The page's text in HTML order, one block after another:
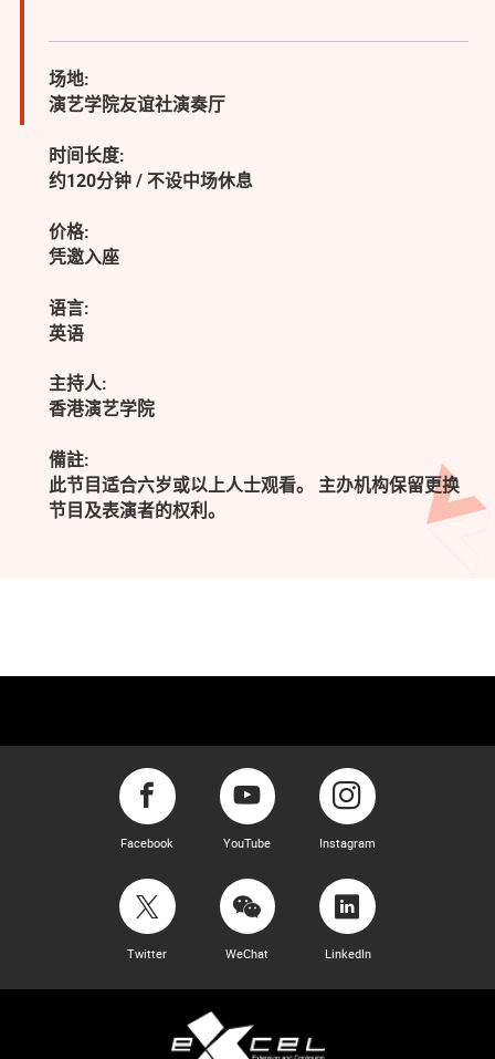
场地:
演艺学院友谊社演奏厅
时间长度:
约120分钟 / 不设中场休息
价格:
凭邀入座
语言:
英语
主持人:
香港演艺学院
備註:
此节目适合六岁或以上人士观看。 主办机构保留更换
节目及表演者的权利。
Facebook YouTube Instagram
Twitter WeChat LinkedIn